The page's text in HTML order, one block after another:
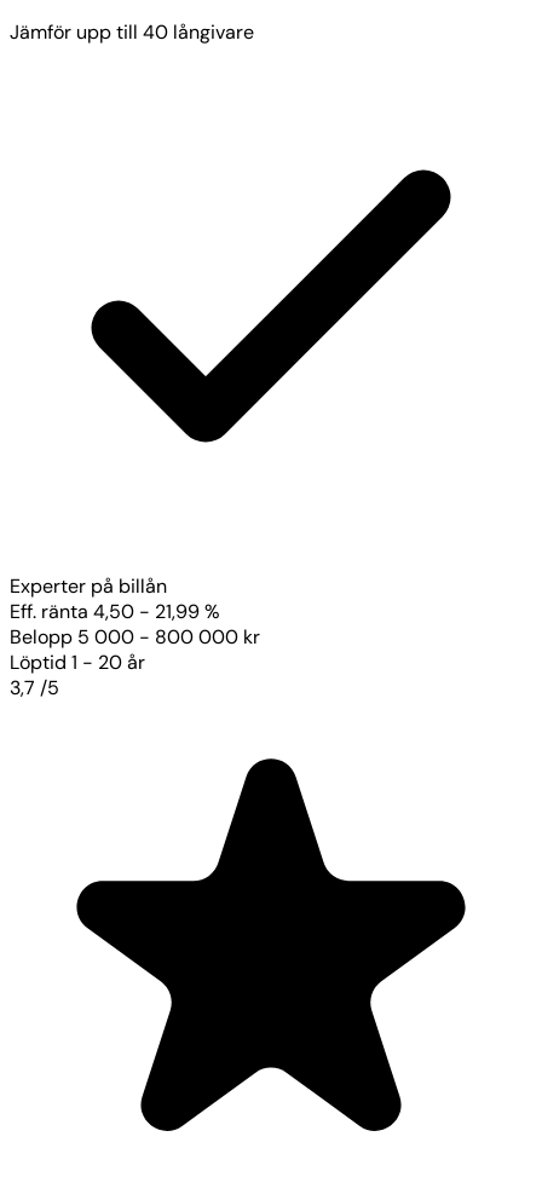
Jämför upp till 40 långivare
Experter på billån
Eff. ränta 4,50 - 21,99 %
Belopp 5 000 - 800 000 kr
Löptid 1 - 20 år
3,7 /5